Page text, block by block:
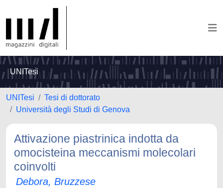
UNITesi
UNITesi
Tesi di dottorato
Università degli Studi di Genova
Attivazione piastrinica indotta da
omocisteina meccanismi molecolari
coinvolti
Debora, Bruzzese